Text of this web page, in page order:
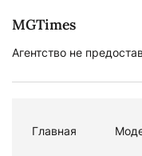
MGTimes
Агентство не
Главная